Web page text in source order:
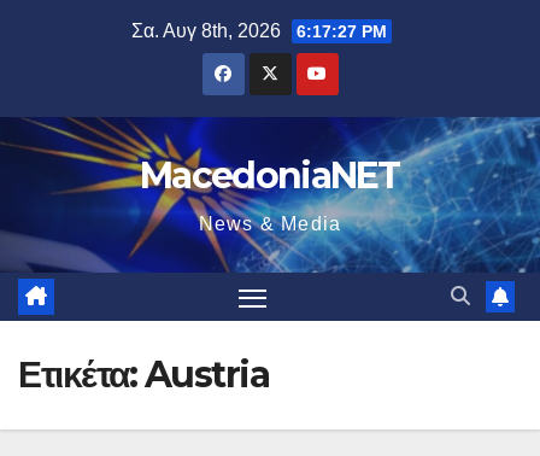
Σα. Αυγ 8th, 2026 6:17:27 PM
MacedoniaNET
News & Media
Ετικέτα:Austria